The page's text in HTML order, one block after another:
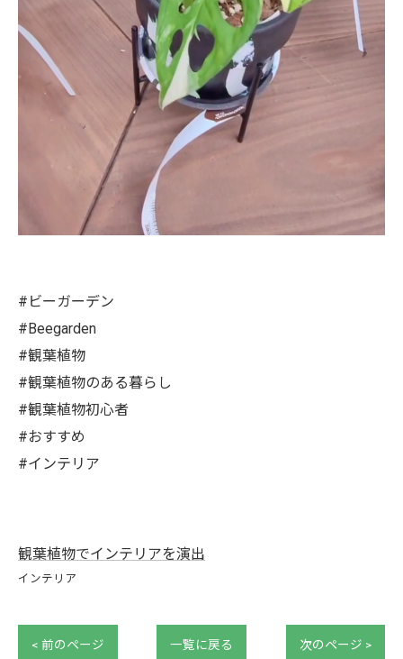
#ビーガーデン
#Beegarden
#観葉植物
#観葉植物のある暮らし
#観葉植物初心者
#おすすめ
#インテリア
観葉植物でインテリアを演出
インテリア
< 前のページ 一覧に戻る 次のページ >